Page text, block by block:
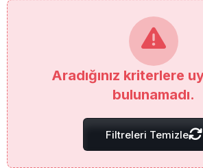
Aradığınız kriterlere
bulunamadı.
Filtreleri Temizle